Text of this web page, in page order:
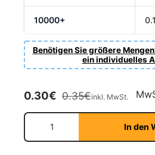
10000+
Benötigen Sie größere
ein individuelles
Verkaufspreis
0.30€ Normaler Preis
0.35€inkl. MwSt.
Anzahl
In den